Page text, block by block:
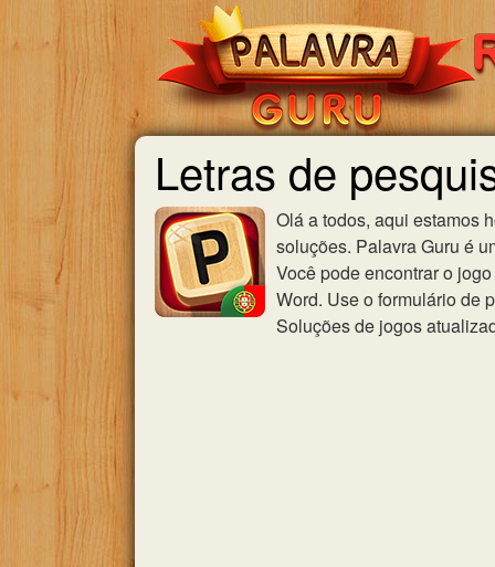
Letras de
Olá a todos, aqui estamos
soluções. Palavra Guru é
Você pode encontrar o
Word. Use o formulário de
Soluções de jogos